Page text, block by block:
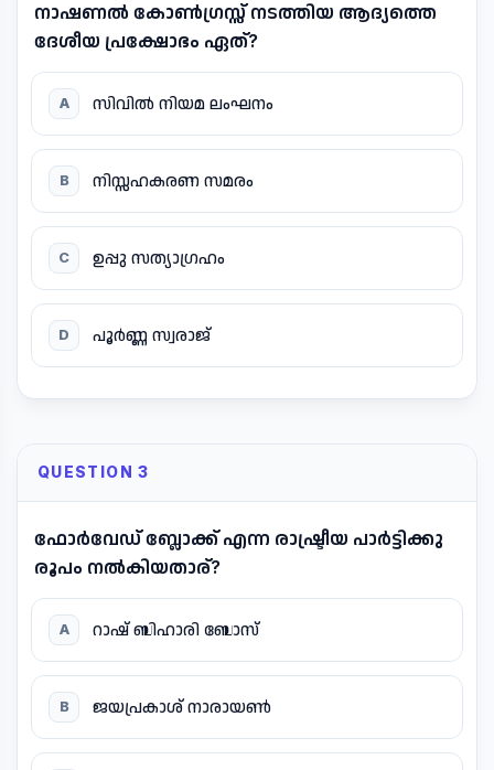
നാഷണൽ കോൺഗ്രസ്സ് നടത്തിയ ആദ്യത്തെ
ദേശീയ പ്രക്ഷോഭം ഏത്?
A സിവിൽ നിയമ ലംഘനം
B നിസ്സഹകരണ സമരം
C ഉപ്പു സത്യാഗ്രഹം
D പൂർണ്ണ സ്വരാജ്
QUESTION 3
ഫോർവേഡ് ബ്ലോക്ക് എന്ന രാഷ്ട്രീയ പാർട്ടിക്കു
രൂപം നൽകിയതാര്?
A റാഷ് ബിഹാരി ബോസ്
B ജയപ്രകാശ് നാരായൺ